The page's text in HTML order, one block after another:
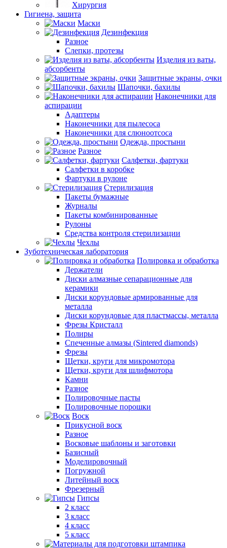
Хирургия
Гигиена, защита
Маски
Дезинфекция
Разное
Слепки, протезы
Изделия из ваты,
абсорбенты
Защитные экраны, очки
Шапочки, бахилы
Наконечники для
аспирации
Адаптеры
Наконечники для пылесоса
Наконечники для слюноотсоса
Одежда, простыни
Разное
Салфетки, фартуки
Салфетки в коробке
Фартуки в рулоне
Стерилизация
Пакеты бумажные
Журналы
Пакеты комбинированные
Рулоны
Средства контроля стерилизации
Чехлы
Зуботехническая лаборатория
Полировка и обработка
Держатели
Диски алмазные сепарационные для
керамики
Диски корундовые армированные для
металла
Диски корундовые для пластмассы, металла
Фрезы Кристалл
Полиры
Спеченные алмазы (Sintered diamonds)
Фрезы
Щетки, круги для микромотора
Щетки, круги для шлифмотора
Камни
Разное
Полировочные пасты
Полировочные порошки
Воск
Прикусной воск
Разное
Восковые шаблоны и заготовки
Базисный
Моделировочный
Погружной
Литейный воск
Фрезерный
Гипсы
2 класс
3 класс
4 класс
5 класс